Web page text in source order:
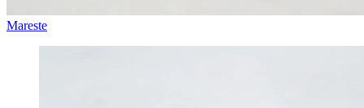
Mareste